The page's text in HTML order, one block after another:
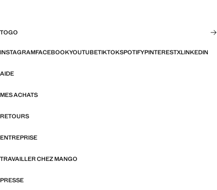
TOGO
INSTAGRAMFACEBOOKYOUTUBETIKTOKSPOTIFYPINTERESTXLINKEDIN
AIDE
MES ACHATS
RETOURS
ENTREPRISE
TRAVAILLER CHEZ MANGO
PRESSE